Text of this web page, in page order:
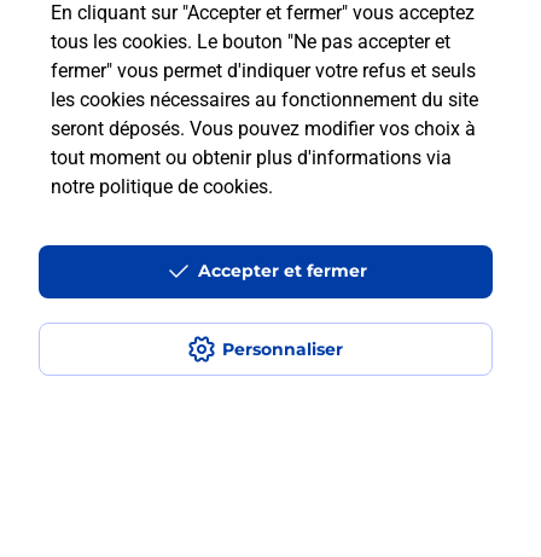
En cliquant sur "Accepter et fermer" vous acceptez
tous les cookies. Le bouton "Ne pas accepter et
fermer" vous permet d'indiquer votre refus et seuls
les cookies nécessaires au fonctionnement du site
seront déposés. Vous pouvez modifier vos choix à
tout moment ou obtenir plus d'informations via
notre politique de cookies.
Personnaliser
Accepter et fermer
GRENOBLE SAINT BRUNO (38000) ? Découvrez
toutes les solutions proposées par La Poste.
En savoir plus
Quel est le prix d’une numérisation ?